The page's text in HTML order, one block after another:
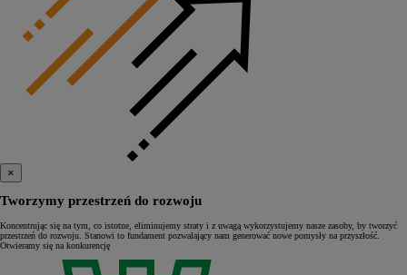
×
Tworzymy przestrzeń do rozwoju
Koncentrując się na tym, co istotne, eliminujemy straty i z uwagą wykorzystujemy nasze zasoby, by tworzyć
przestrzeń do rozwoju. Stanowi to fundament pozwalający nam generować nowe pomysły na przyszłość.
Otwieramy się na konkurencję